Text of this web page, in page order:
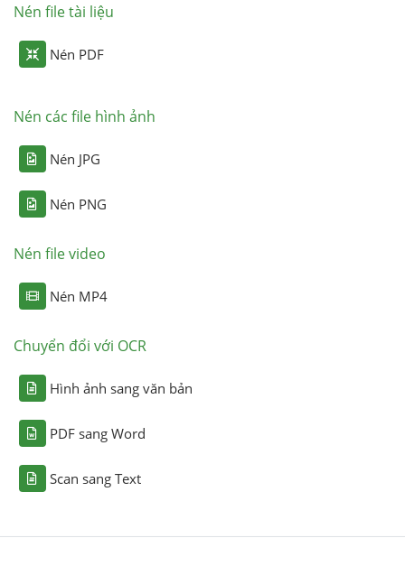
Nén file tài liệu
Nén PDF
Nén các file hình ảnh
Nén JPG
Nén PNG
Nén file video
Nén MP4
Chuyển đổi với OCR
Hình ảnh sang văn bản
PDF sang Word
Scan sang Text